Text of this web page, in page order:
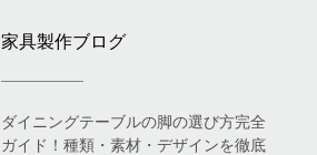
家具製作ブログ
ダイニングテーブルの脚の選び方完全
ガイド！種類・素材・デザインを徹底